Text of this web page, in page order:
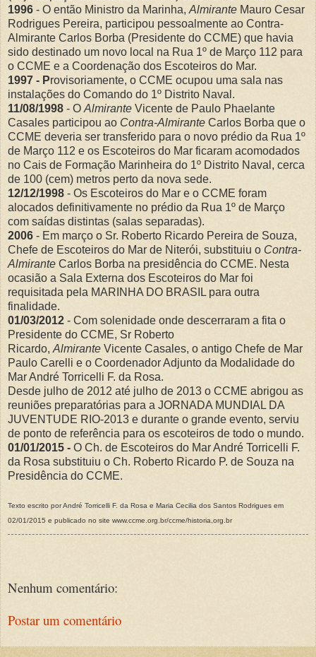
1996 - O então Ministro da Marinha, Almirante Mauro Cesar
Rodrigues Pereira, participou pessoalmente ao Contra-
Almirante Carlos Borba (Presidente do CCME) que havia
sido destinado um novo local na Rua 1º de Março 112 para
o CCME e a Coordenação dos Escoteiros do Mar.
1997 - Provisoriamente, o CCME ocupou uma sala nas
instalações do Comando do 1º Distrito Naval.
11/08/1998 - O Almirante Vicente de Paulo Phaelante
Casales participou ao Contra-Almirante Carlos Borba que o
CCME deveria ser transferido para o novo prédio da Rua 1º
de Março 112 e os Escoteiros do Mar ficaram acomodados
no Cais de Formação Marinheira do 1º Distrito Naval, cerca
de 100 (cem) metros perto da nova sede.
12/12/1998 - Os Escoteiros do Mar e o CCME foram
alocados definitivamente no prédio da Rua 1º de Março
com saídas distintas (salas separadas).
2006 - Em março o Sr. Roberto Ricardo Pereira de Souza,
Chefe de Escoteiros do Mar de Niterói, substituiu o Contra-
Almirante Carlos Borba na presidência do CCME. Nesta
ocasião a Sala Externa dos Escoteiros do Mar foi
requisitada pela MARINHA DO BRASIL para outra
finalidade.
01/03/2012 - Com solenidade onde descerraram a fita o
Presidente do CCME, Sr Roberto
Ricardo, Almirante Vicente Casales, o antigo Chefe de Mar
Paulo Carelli e o Coordenador Adjunto da Modalidade do
Mar André Torricelli F. da Rosa.
Desde julho de 2012 até julho de 2013 o CCME abrigou as
reuniões preparatórias para a JORNADA MUNDIAL DA
JUVENTUDE RIO-2013 e durante o grande evento, serviu
de ponto de referência para os escoteiros de todo o mundo.
01/01/2015 - O Ch. de Escoteiros do Mar André Torricelli F.
da Rosa substituiu o Ch. Roberto Ricardo P. de Souza na
Presidência do CCME.
Texto escrito por André Torricelli F. da Rosa e Maria Cecilia dos Santos Rodrigues em
02/01/2015 e publicado no site www.ccme.org.br/ccme/historia,org.br
Nenhum comentário:
Postar um comentário